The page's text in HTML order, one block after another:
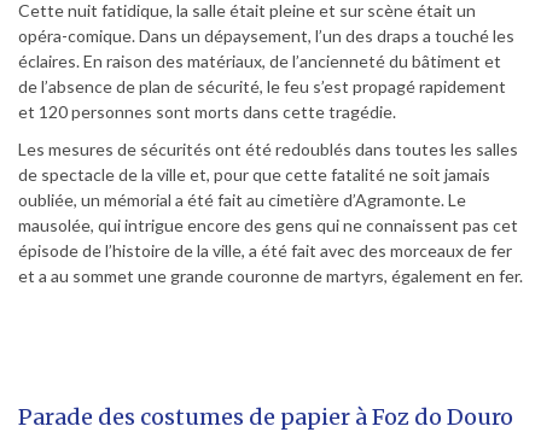
Cette nuit fatidique, la salle était pleine et sur scène était un
opéra-comique. Dans un dépaysement, l’un des draps a touché les
éclaires. En raison des matériaux, de l’ancienneté du bâtiment et
de l’absence de plan de sécurité, le feu s’est propagé rapidement
et 120 personnes sont morts dans cette tragédie.
Les mesures de sécurités ont été redoublés dans toutes les salles
de spectacle de la ville et, pour que cette fatalité ne soit jamais
oubliée, un mémorial a été fait au cimetière d’Agramonte. Le
mausolée, qui intrigue encore des gens qui ne connaissent pas cet
épisode de l’histoire de la ville, a été fait avec des morceaux de fer
et a au sommet une grande couronne de martyrs, également en fer.
Parade des costumes de papier à Foz do Douro